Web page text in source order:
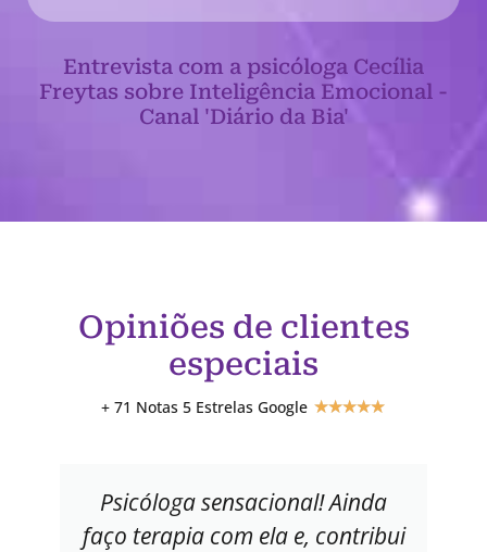
Entrevista com a psicóloga Cecília
Freytas sobre Inteligência Emocional -
Canal 'Diário da Bia'
Opiniões de clientes
especiais
+ 71 Notas 5 Estrelas Google ★★★★★
Psicóloga sensacional! Ainda
faço terapia com ela e, contribui